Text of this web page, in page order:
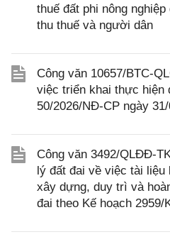
thuế đất phi nông
thu thuế và người dân
Công văn 10657/BTC-
việc triển khai thực hiện
50/2026/NĐ-CP ngày
Công văn 3492/QLĐĐ-
lý đất đai về việc tài liệu
xây dựng, duy trì và
đai theo Kế hoạch 2959/